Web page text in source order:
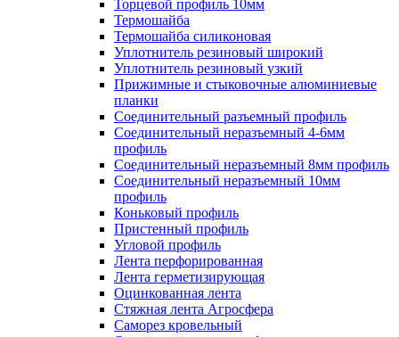
Торцевой профиль 10мм
Термошайба
Термошайба силиконовая
Уплотнитель резиновый широкий
Уплотнитель резиновый узкий
Прижимные и стыковочные алюминиевые
планки
Соединительный разъемный профиль
Соединительный неразъемный 4-6мм
профиль
Соединительный неразъемный 8мм профиль
Соединительный неразъемный 10мм
профиль
Коньковый профиль
Пристенный профиль
Угловой профиль
Лента перфорированная
Лента герметизирующая
Оцинкованная лента
Стяжная лента Агросфера
Саморез кровельный